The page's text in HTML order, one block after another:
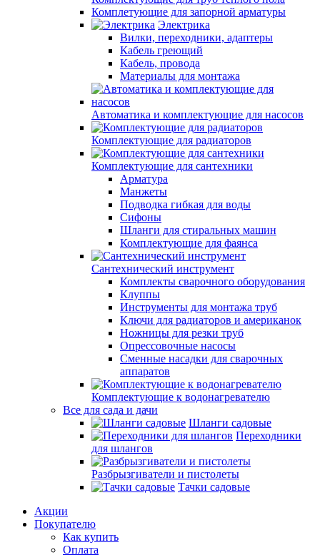
Комплетующие для запорной арматуры
Электрика
Вилки, переходники, адаптеры
Кабель греющий
Кабель, провода
Материалы для монтажа
Автоматика и комплектующие для насосов
Комплектующие для радиаторов
Комплектующие для сантехники
Арматура
Манжеты
Подводка гибкая для воды
Сифоны
Шланги для стиральных машин
Комплектующие для фаянса
Сантехнический инструмент
Комплекты сварочного оборудования
Клуппы
Инструменты для монтажа труб
Ключи для радиаторов и американок
Ножницы для резки труб
Опрессовочные насосы
Сменные насадки для сварочных
аппаратов
Комплектующие к водонагревателю
Все для сада и дачи
Шланги садовые
Переходники
для шлангов
Разбрызгиватели и пистолеты
Тачки садовые
Акции
Покупателю
Как купить
Оплата